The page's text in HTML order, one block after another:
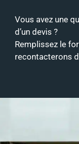
Vous avez une
d’un devis ?
Remplissez le
recontacterons